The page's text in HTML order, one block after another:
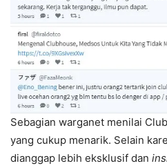
Sebagian warganet menilai
yang cukup menarik. Selain
dianggap lebih eksklusif dan